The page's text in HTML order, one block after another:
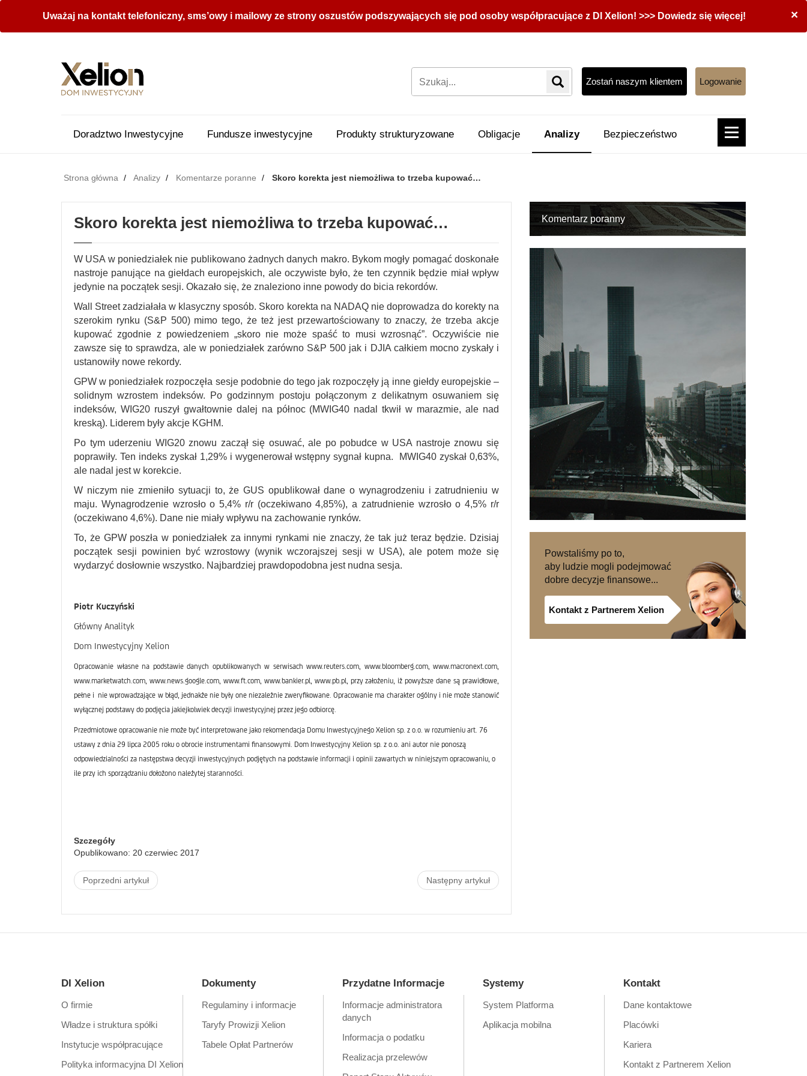
×
Uważaj na kontakt telefoniczny, sms’owy i mailowy ze strony oszustów podszywających się pod osoby współpracujące z DI Xelion! >>> Dowiedz się więcej!
Zostań naszym klientem Logowanie
Doradztwo Inwestycyjne Fundusze inwestycyjne Produkty strukturyzowane Obligacje Analizy Bezpieczeństwo
Strona główna Analizy Komentarze poranne Skoro korekta jest niemożliwa to trzeba kupować…
Skoro korekta jest niemożliwa to trzeba kupować…
W USA w poniedziałek nie publikowano żadnych danych makro. Bykom mogły pomagać doskonałe
nastroje panujące na giełdach europejskich, ale oczywiste było, że ten czynnik będzie miał wpływ
jedynie na początek sesji. Okazało się, że znaleziono inne powody do bicia rekordów.
Wall Street zadziałała w klasyczny sposób. Skoro korekta na NADAQ nie doprowadza do korekty na
szerokim rynku (S&P 500) mimo tego, że też jest przewartościowany to znaczy, że trzeba akcje
kupować zgodnie z powiedzeniem „skoro nie może spaść to musi wzrosnąć”. Oczywiście nie
zawsze się to sprawdza, ale w poniedziałek zarówno S&P 500 jak i DJIA całkiem mocno zyskały i
ustanowiły nowe rekordy.
GPW w poniedziałek rozpoczęła sesje podobnie do tego jak rozpoczęły ją inne giełdy europejskie –
solidnym wzrostem indeksów. Po godzinnym postoju połączonym z delikatnym osuwaniem się
indeksów, WIG20 ruszył gwałtownie dalej na północ (MWIG40 nadal tkwił w marazmie, ale nad
kreską). Liderem były akcje KGHM.
Po tym uderzeniu WIG20 znowu zaczął się osuwać, ale po pobudce w USA nastroje znowu się
poprawiły. Ten indeks zyskał 1,29% i wygenerował wstępny sygnał kupna. MWIG40 zyskał 0,63%,
ale nadal jest w korekcie.
W niczym nie zmieniło sytuacji to, że GUS opublikował dane o wynagrodzeniu i zatrudnieniu w
maju. Wynagrodzenie wzrosło o 5,4% r/r (oczekiwano 4,85%), a zatrudnienie wzrosło o 4,5% r/r
(oczekiwano 4,6%). Dane nie miały wpływu na zachowanie rynków.
To, że GPW poszła w poniedziałek za innymi rynkami nie znaczy, że tak już teraz będzie. Dzisiaj
początek sesji powinien być wzrostowy (wynik wczorajszej sesji w USA), ale potem może się
wydarzyć dosłownie wszystko. Najbardziej prawdopodobna jest nudna sesja.
Piotr Kuczyński
Główny Analityk
Dom Inwestycyjny Xelion
Opracowanie własne na podstawie danych opublikowanych w serwisach www.reuters.com, www.bloomberg.com, www.macronext.com,
www.marketwatch.com, www.news.google.com, www.ft.com, www.bankier.pl, www.pb.pl, przy założeniu, iż powyższe dane są prawidłowe,
pełne i nie wprowadzające w błąd, jednakże nie były one niezależnie zweryfikowane. Opracowanie ma charakter ogólny i nie może stanowić
wyłącznej podstawy do podjęcia jakiejkolwiek decyzji inwestycyjnej przez jego odbiorcę.
Przedmiotowe opracowanie nie może być interpretowane jako rekomendacja Domu Inwestycyjnego Xelion sp. z o.o. w rozumieniu art. 76
ustawy z dnia 29 lipca 2005 roku o obrocie instrumentami finansowymi. Dom Inwestycyjny Xelion sp. z o.o. ani autor nie ponoszą
odpowiedzialności za następstwa decyzji inwestycyjnych podjętych na podstawie informacji i opinii zawartych w niniejszym opracowaniu, o
ile przy ich sporządzaniu dołożono należytej staranności.
Szczegóły
Opublikowano: 20 czerwiec 2017
Poprzedni artykuł Następny artykuł
Komentarz poranny
Powstaliśmy po to,
aby ludzie mogli podejmować
dobre decyzje finansowe...
Kontakt z Partnerem Xelion
DI Xelion
O firmie
Władze i struktura spółki
Instytucje współpracujące
Polityka informacyjna DI Xelion
Dokumenty
Regulaminy i informacje
Taryfy Prowizji Xelion
Tabele Opłat Partnerów
Przydatne Informacje
Informacje administratora
danych
Informacja o podatku
Realizacja przelewów
Systemy
System Platforma
Aplikacja mobilna
Kontakt
Dane kontaktowe
Placówki
Kariera
Kontakt z Partnerem Xelion